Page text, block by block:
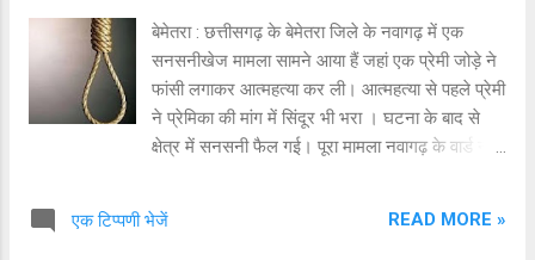
की पहचान दुर्पत प्रजापति पिता पूना राम उम्र 30 पुरुष
ग्राम गुरेदा (गुंडरदेही), सुमित्रा बाई कुम्भकार पति स्वर्गीय
कार्तिक राम उम्र 50 वर्ष घोराड़ी महासमुंद मनीषा कुम्भकार
पति विश्वनाथ उम्र 35 वर्ष ग्राम घोराड़ी महासमुंद, सगुन
बाई कुंभकार उम्र 50 वर्ष ग्राम कुम्...
बेमेतरा : छत्तीसगढ़ के बेमेतरा जिले के नवागढ़ में एक
सनसनीखेज मामला सामने आया हैं जहां एक प्रेमी जोड़े ने
फांसी लगाकर आत्महत्या कर ली। आत्महत्या से पहले प्रेमी
ने प्रेमिका की मांग में सिंदूर भी भरा । घटना के बाद से
क्षेत्र में सनसनी फैल गई। पूरा मामला नवागढ़ के वार्ड नंबर
बाद परिजन भी पहुंचे और पुलिस को इसकी सूचना दी।
एक टिप्पणी भेजें READ MORE »